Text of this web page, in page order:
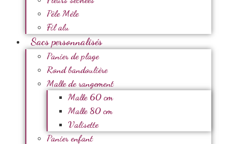
Pèle Mêle
Fil alu
Sacs personnalisés
Panier de plage
Rond bandoulière
Malle de rangement
Malle 60 cm
Malle 80 cm
Valisette
Panier enfant